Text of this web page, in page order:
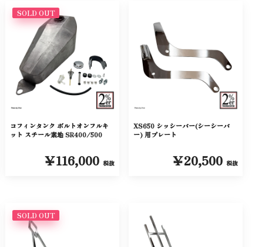
SOLD OUT
コフィンタンク ボルトオンフルキ
ット スチール素地 SR400/500
￥116,000 税抜
XS650 シッシーバー(シーシーバ
ー) 用プレート
￥20,500 税抜
SOLD OUT